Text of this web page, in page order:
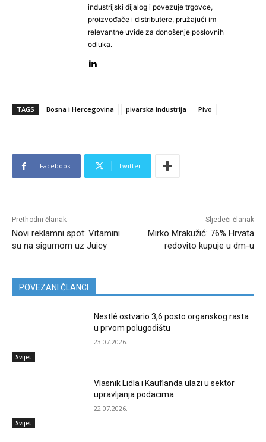
industrijski dijalog i povezuje trgovce,
proizvođače i distributere, pružajući im
relevantne uvide za donošenje poslovnih
odluka.
TAGS Bosna i Hercegovina pivarska industrija Pivo
Facebook Twitter
Prethodni članak
Novi reklamni spot: Vitamini
su na sigurnom uz Juicy
Sljedeći članak
Mirko Mrakužić: 76% Hrvata
redovito kupuje u dm-u
POVEZANI ČLANCI
Svijet
Nestlé ostvario 3,6 posto organskog rasta
u prvom polugodištu
23.07.2026.
Svijet
Vlasnik Lidla i Kauflanda ulazi u sektor
upravljanja podacima
22.07.2026.